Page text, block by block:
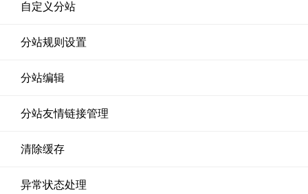
自定义分站
分站规则设置
分站编辑
分站友情链接管理
清除缓存
异常状态处理